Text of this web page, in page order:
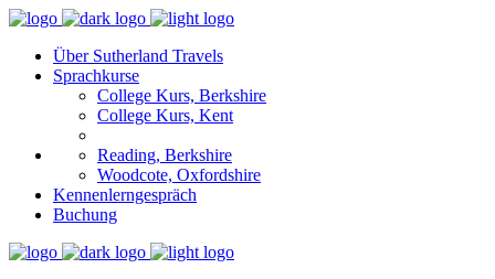
Über Sutherland Travels
Sprachkurse
College Kurs, Berkshire
College Kurs, Kent
Reading, Berkshire
Woodcote, Oxfordshire
Kennenlerngespräch
Buchung